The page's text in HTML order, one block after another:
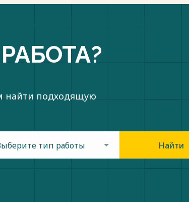
найти подходящую
тип работы Найти